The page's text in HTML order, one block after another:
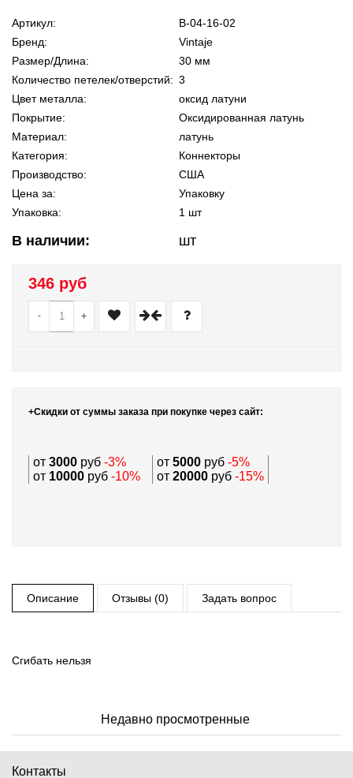
Артикул:
В-04-16-02
Бренд:
Vintaje
Размер/Длина:
30 мм
Количество петелек/отверстий: 3
Цвет металла:
оксид латуни
Покрытие:
Оксидированная латунь
Материал:
латунь
Категория:
Коннекторы
Производство:
США
Цена за:
Упаковку
Упаковка:
1 шт
В наличии: шт
346 руб
- +
+Скидки от суммы заказа при покупке через сайт:
от 3000 руб -3% от 5000 руб -5%
от 10000 руб -10% от 20000 руб -15%
Описание Отзывы (0) Задать вопрос
Сгибать нельзя
Недавно просмотренные
Контакты